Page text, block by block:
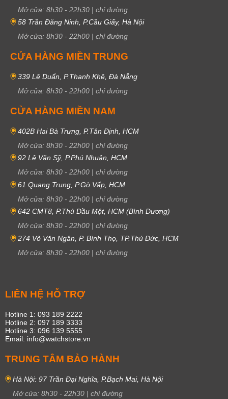
Mở cửa: 8h30 - 22h30 | chỉ đường
58 Trần Đăng Ninh, P.Cầu Giấy, Hà Nội
Mở cửa: 8h30 - 22h00 | chỉ đường
CỬA HÀNG MIỀN TRUNG
339 Lê Duẩn, P.Thanh Khê, Đà Nẵng
Mở cửa: 8h30 - 22h00 | chỉ đường
CỬA HÀNG MIỀN NAM
402B Hai Bà Trưng, P.Tân Định, HCM
Mở cửa: 8h30 - 22h00 | chỉ đường
92 Lê Văn Sỹ, P.Phú Nhuận, HCM
Mở cửa: 8h30 - 22h00 | chỉ đường
61 Quang Trung, P.Gò Vấp, HCM
Mở cửa: 8h30 - 22h00 | chỉ đường
642 CMT8, P.Thủ Dầu Một, HCM (Bình Dương)
Mở cửa: 8h30 - 22h00 | chỉ đường
274 Võ Văn Ngân, P. Bình Thọ, TP.Thủ Đức, HCM
Mở cửa: 8h30 - 22h00 | chỉ đường
LIÊN HỆ HỖ TRỢ
Hotline 1: 093 189 2222
Hotline 2: 097 189 3333
Hotline 3: 096 139 5555
Email: info@watchstore.vn
TRUNG TÂM BẢO HÀNH
Hà Nội: 97 Trần Đại Nghĩa, P.Bạch Mai, Hà Nội
Mở cửa: 8h30 - 22h30 | chỉ đường